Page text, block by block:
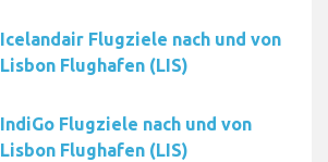
Icelandair Flugziele nach und von
Lisbon Flughafen (LIS)
IndiGo Flugziele nach und von
Lisbon Flughafen (LIS)